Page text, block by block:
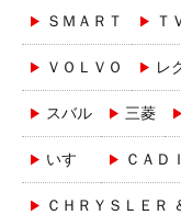
ＳＭＡＲＴ Ｔ
ＶＯＬＶＯ レ
スバル 三菱
いすゞ ＣＡＤ
ＣＨＲＹＳＬＥＲ